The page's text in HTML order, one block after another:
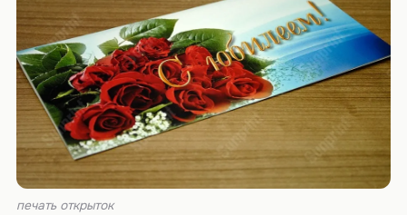
печать открыток